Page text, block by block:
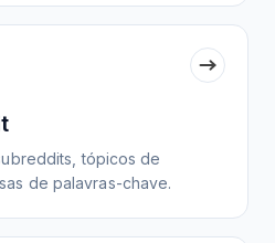
tópicos de
de palavras-chave.